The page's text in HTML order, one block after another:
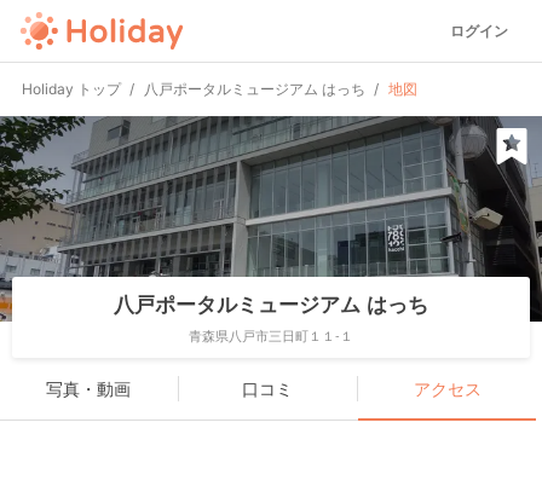
ログイン
Holiday トップ 八戸ポータルミュージアム はっち 地図
八戸ポータルミュージアム はっち
青森県八戸市三日町１１-１
写真・動画 口コミ アクセス